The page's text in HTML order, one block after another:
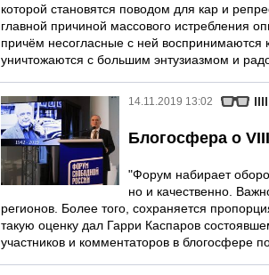
которой становятся поводом для кар и
главной причиной массового истребления
причём несогласные с ней воспринимаются
уничтожаются с большим энтузиазмом и
14.11.2019 13:02
Блогосфера о
"Форум набирает
но и качественно.
регионов. Более того, сохраняется
такую оценку дал Гарри Каспаров
участников и комментаторов в блогосфере